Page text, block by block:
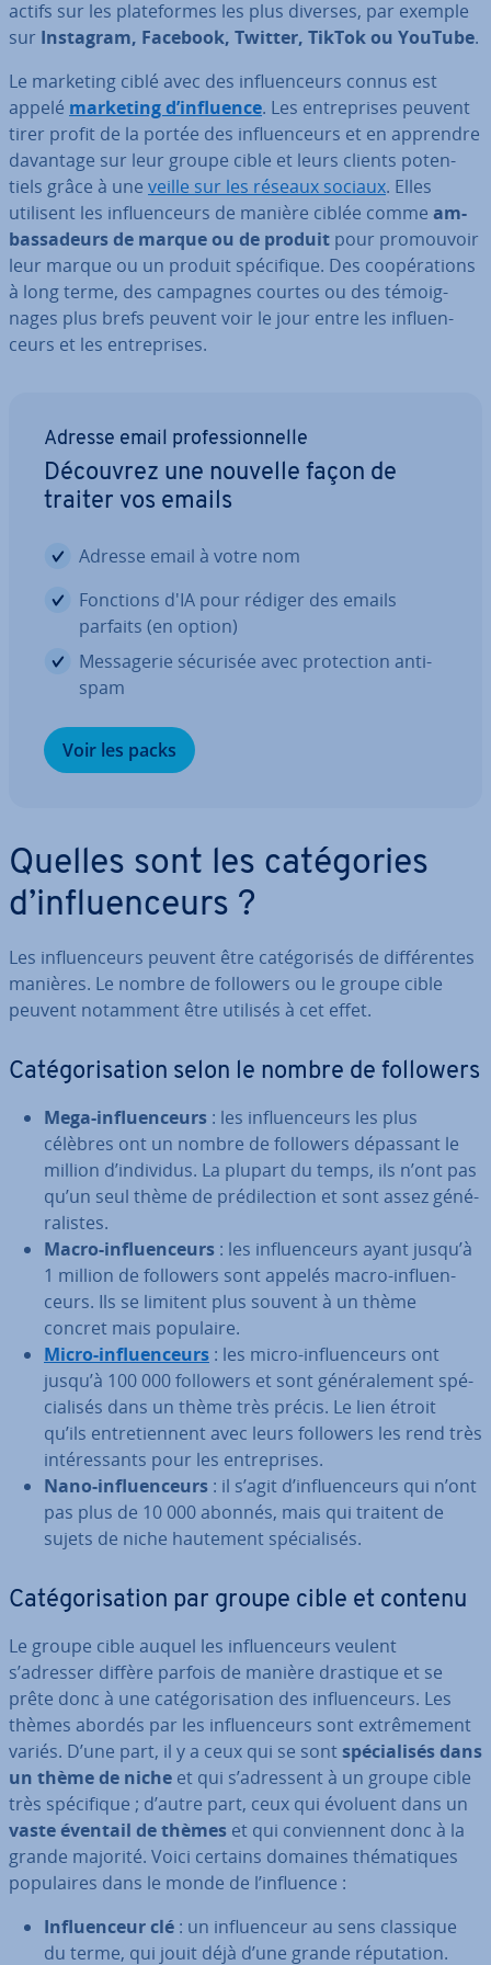
actifs sur les pla­te­formes les plus diverses, par exemple
sur Instagram, Facebook, Twitter, TikTok ou YouTube.
Le marketing ciblé avec des in­fluen­ceurs connus est
appelé marketing d’influence. Les en­tre­prises peuvent
tirer profit de la portée des in­fluen­ceurs et en apprendre
davantage sur leur groupe cible et leurs clients po­ten­
tiels grâce à une veille sur les réseaux sociaux. Elles
utilisent les in­fluen­ceurs de manière ciblée comme am­
bas­sa­deurs de marque ou de produit pour pro­mou­voir
leur marque ou un produit spé­ci­fique. Des coo­pé­ra­tions
à long terme, des campagnes courtes ou des té­moig­
nages plus brefs peuvent voir le jour entre les in­fluen­
ceurs et les en­tre­prises.
Adresse email pro­fes­sion­nelle
Découvrez une nouvelle façon de
traiter vos emails
Adresse email à votre nom
Fonctions d'IA pour rédiger des emails
parfaits (en option)
Mes­sa­ge­rie sécurisée avec pro­tec­tion anti-
spam
Voir les packs
Quelles sont les ca­té­go­ries
d’in­fluen­ceurs ?
Les in­fluen­ceurs peuvent être ca­té­go­ri­sés de dif­fé­rentes
manières. Le nombre de followers ou le groupe cible
peuvent notamment être utilisés à cet effet.
Ca­té­go­ri­sa­tion selon le nombre de followers
Mega-in­fluen­ceurs : les in­fluen­ceurs les plus
célèbres ont un nombre de followers dépassant le
million d’individus. La plupart du temps, ils n’ont pas
qu’un seul thème de pré­di­lec­tion et sont assez gé­né­
ra­listes.
Macro-in­fluen­ceurs : les in­fluen­ceurs ayant jusqu’à
1 million de followers sont appelés macro-in­fluen­
ceurs. Ils se limitent plus souvent à un thème
concret mais populaire.
Micro-in­fluen­ceurs : les micro-in­fluen­ceurs ont
jusqu’à 100 000 followers et sont gé­né­ra­le­ment spé­
cia­li­sés dans un thème très précis. Le lien étroit
qu’ils en­tre­tien­nent avec leurs followers les rend très
in­té­res­sants pour les en­tre­prises.
Nano-in­fluen­ceurs : il s’agit d’in­fluen­ceurs qui n’ont
pas plus de 10 000 abonnés, mais qui traitent de
sujets de niche hautement spé­cia­li­sés.
Ca­té­go­ri­sa­tion par groupe cible et contenu
Le groupe cible auquel les in­fluen­ceurs veulent
s’adresser diffère parfois de manière drastique et se
prête donc à une ca­té­go­ri­sa­tion des in­fluen­ceurs. Les
thèmes abordés par les in­fluen­ceurs sont ex­trê­me­ment
variés. D’une part, il y a ceux qui se sontspé­cia­li­sés dans
un thème de niche et qui s’adressent à un groupe cible
très spé­ci­fique ; d’autre part, ceux qui évoluent dans un
vaste éventail de thèmes et qui con­vien­nent donc à la
grande majorité. Voici certains domaines thé­ma­tiques
po­pu­laires dans le monde de l’influence :
In­fluen­ceur clé : un in­fluen­ceur au sens classique
du terme, qui jouit déjà d’une grande ré­pu­ta­tion.